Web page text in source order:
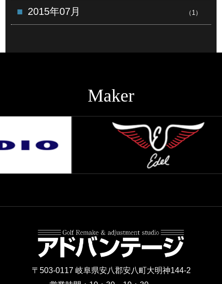
2015年07月 （1）
Maker
〒503-0117 岐阜県安八郡安八町大明神144-2